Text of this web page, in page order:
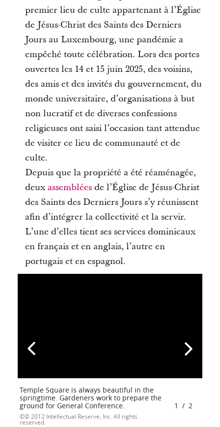
premier lieu de culte appartenant à l’Église
de Jésus-Christ des Saints des Derniers
Jours au Luxembourg, une pandémie a
empêché toute célébration. Lors des portes
ouvertes les 14 et 15 juin 2025, des voisins,
des amis et des invités du gouvernement, du
monde universitaire, d’organisations à but
non lucratif et de diverses confessions
religieuses ont saisi l’occasion tant attendue
de visiter ce lieu de communauté et de
culte.
Depuis que la propriété a été réaménagée,
deux assembléesde l’Église de Jésus-Christ
des Saints des Derniers Jours s’y réunissent
afin d’intégrer la collectivité et la servir.
L’une d’elles tient ses services dominicaux
en français et en anglais, l’autre en
portugais et en espagnol.
Temple Square is always beautiful in the
springtime. Gardeners work to prepare the
ground for General Conference.
© 2012 Intellectual Reserve, Inc. All rights
reserved.
1 / 2